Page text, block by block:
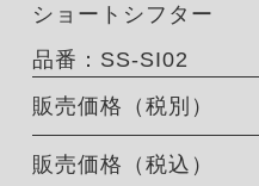
ショートシフター
品番：SS-SI02
販売価格（税別）
販売価格（税込）